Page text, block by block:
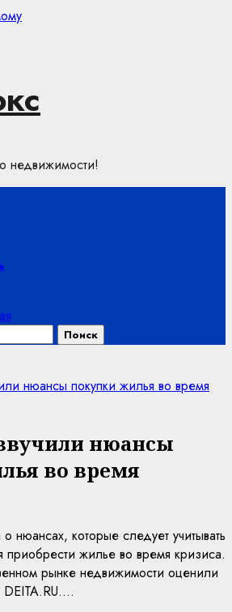
недвижимости!
нюансы покупки жилья во время
нюансы
во время
нюансах, которые следует учитывать
приобрести жилье во время кризиса.
рынке недвижимости оценили